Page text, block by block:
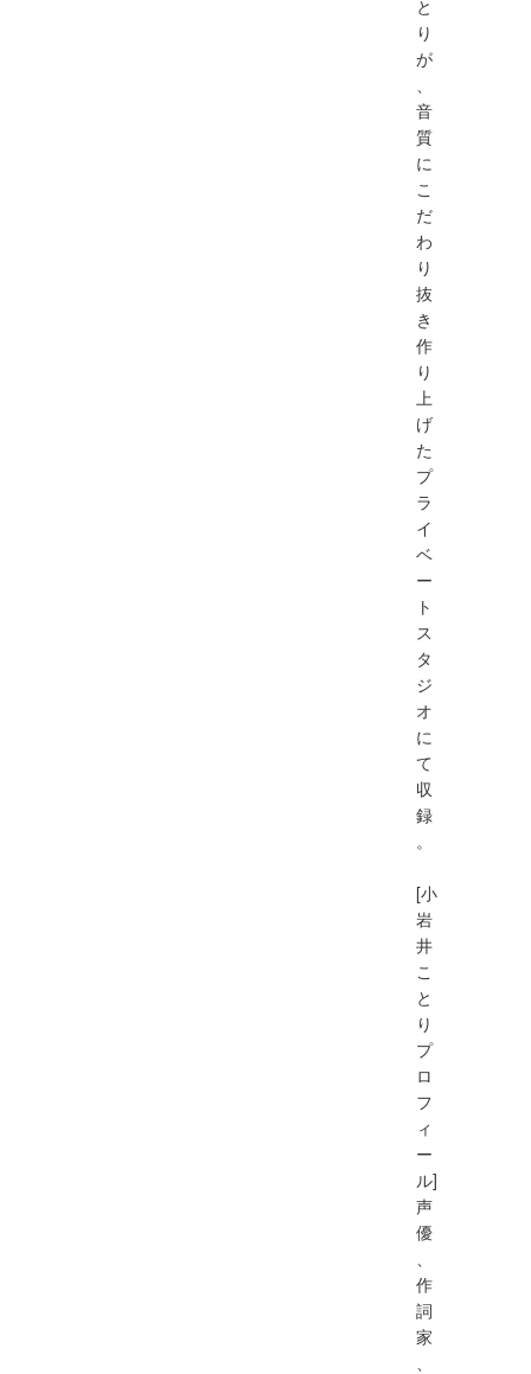
と
り
が
音
質
に
こ
だ
わ
り
抜
き
作
り
上
げ
た
プ
ラ
イ
ベ
ー
ト
ス
タ
ジ
オ
に
て
収
録
。
[小
岩
井
こ
と
り
プ
ロ
フ
ィ
ー
ル]
声
優
作
詞
家